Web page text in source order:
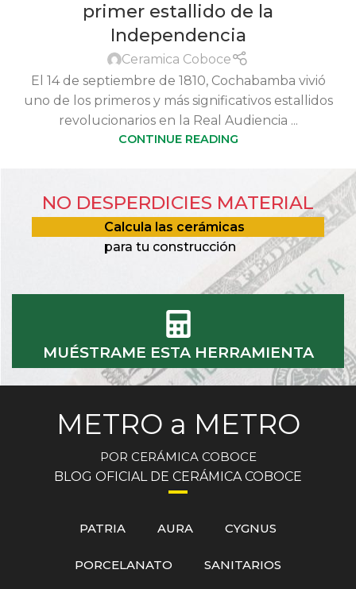
primer estallido de la
Independencia
Ceramica Coboce
El 14 de septiembre de 1810, Cochabamba vivió
uno de los primeros y más significativos estallidos
revolucionarios en la Real Audiencia ...
CONTINUE READING
NO DESPERDICIES MATERIAL
Calcula las cerámicas
para tu construcción
MUÉSTRAME ESTA HERRAMIENTA
METRO a METRO
POR CERÁMICA COBOCE
BLOG OFICIAL DE CERÁMICA COBOCE
PATRIA AURA CYGNUS
PORCELANATO SANITARIOS